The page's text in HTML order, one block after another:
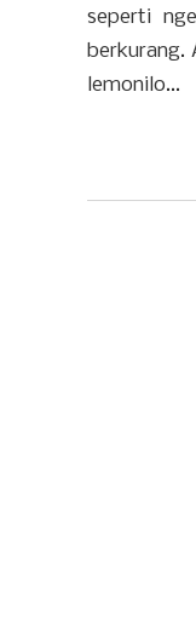
seperti
berkurang.
lemonilo...